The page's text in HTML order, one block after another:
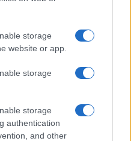
storage
website or app.
storage
storage
authentication
and other
di Berchidda, rischio per